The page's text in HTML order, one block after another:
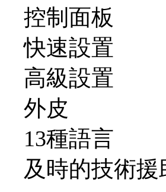
控制面板
快速設置
高級設置
外皮
13種語言
及時的技術援